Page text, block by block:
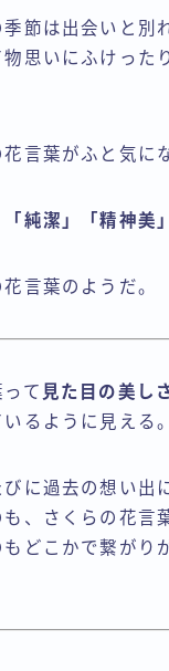
節は出会いと別
思いにふけった
言葉がふと気に
「純潔」「精神美
言葉のようだ。
て 見た目の美し
るように見える。
に過去の想い出
、さくらの花言
どこかで繋がり